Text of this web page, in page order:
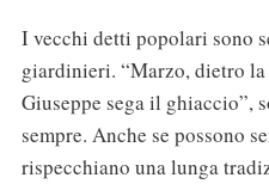
I vecchi detti popolari sono
giardinieri. “Marzo, dietro la
Giuseppe sega il ghiaccio”,
sempre. Anche se possono
rispecchiano una lunga